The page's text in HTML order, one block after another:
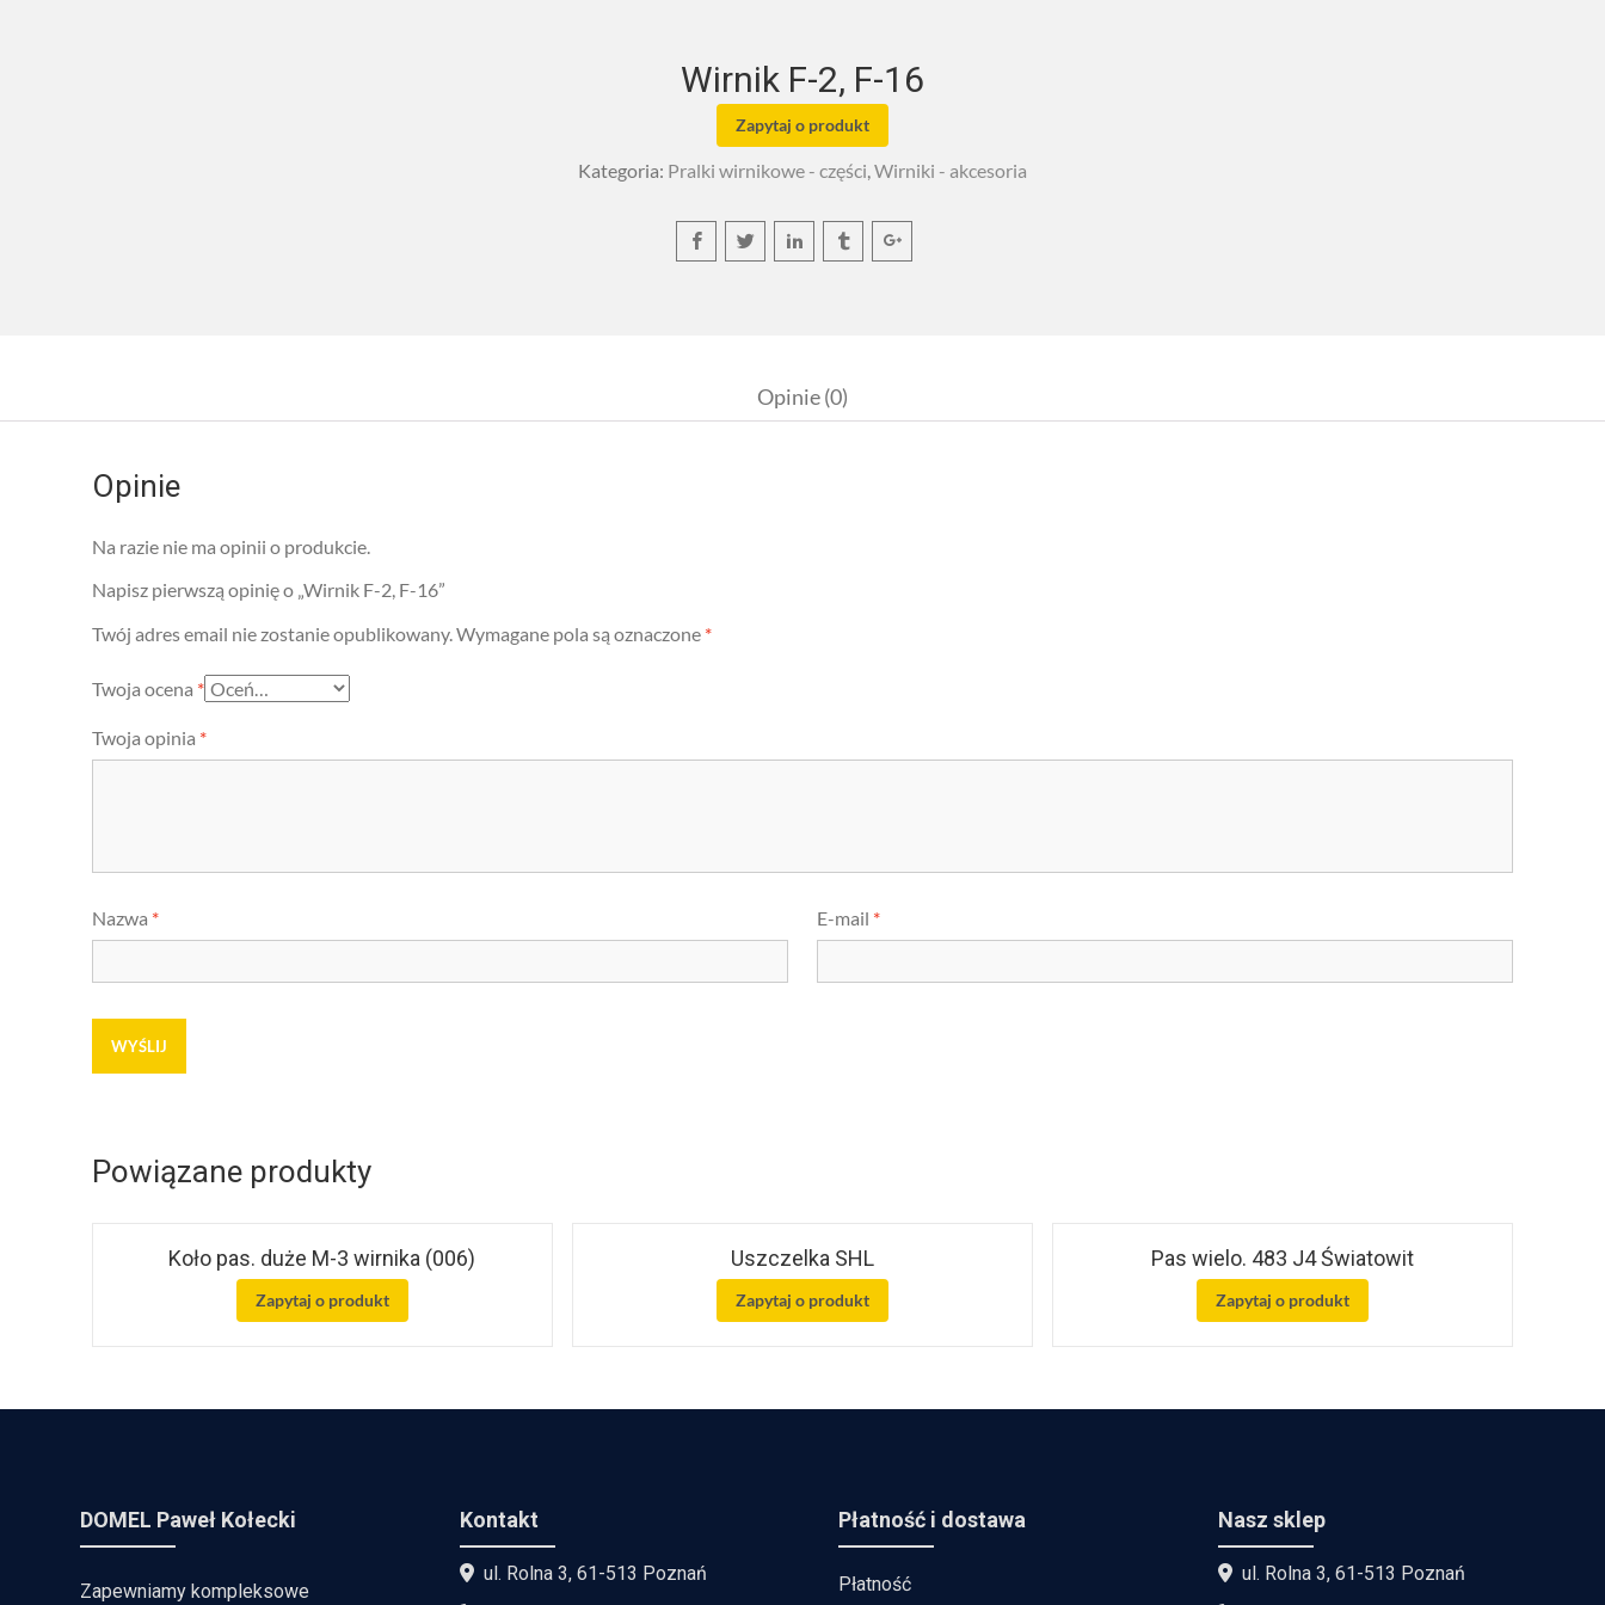
Wirnik F-2, F-16
Zapytaj o produkt
Kategoria: Pralki wirnikowe - części,Wirniki - akcesoria
Opinie (0)
Opinie
Na razie nie ma opinii o produkcie.
Napisz pierwszą opinię o „Wirnik F-2, F-16”
Twój adres email nie zostanie opublikowany.Wymagane pola są oznaczone *
Twoja ocena *
Twoja opinia *
Nazwa * E-mail *
Powiązane produkty
Koło pas. duże M-3 wirnika (006)
Zapytaj o produkt
Uszczelka SHL
Zapytaj o produkt
Pas wielo. 483 J4 Światowit
Zapytaj o produkt
DOMEL Paweł Kołecki
Zapewniamy kompleksowe
Kontakt
ul. Rolna 3, 61-513 Poznań
Płatność i dostawa
Płatność
Nasz sklep
ul. Rolna 3, 61-513 Poznań